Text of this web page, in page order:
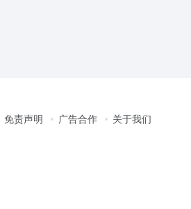
免责声明 广告合作 关于我们